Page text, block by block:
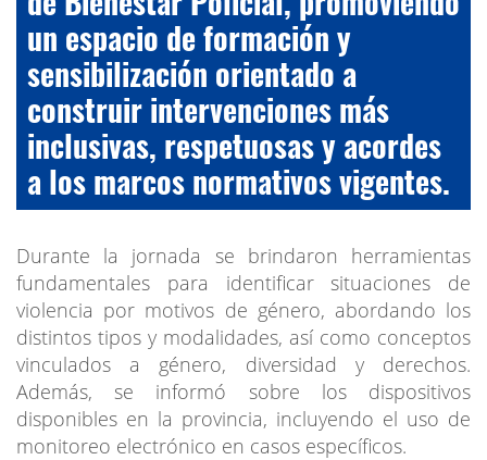
un espacio de formación y
sensibilización orientado a
construir intervenciones más
inclusivas, respetuosas y acordes
a los marcos normativos vigentes.
Durante la jornada se brindaron herramientas
fundamentales para identificar situaciones de
violencia por motivos de género, abordando los
distintos tipos y modalidades, así como conceptos
vinculados a género, diversidad y derechos.
Además, se informó sobre los dispositivos
disponibles en la provincia, incluyendo el uso de
monitoreo electrónico en casos específicos.